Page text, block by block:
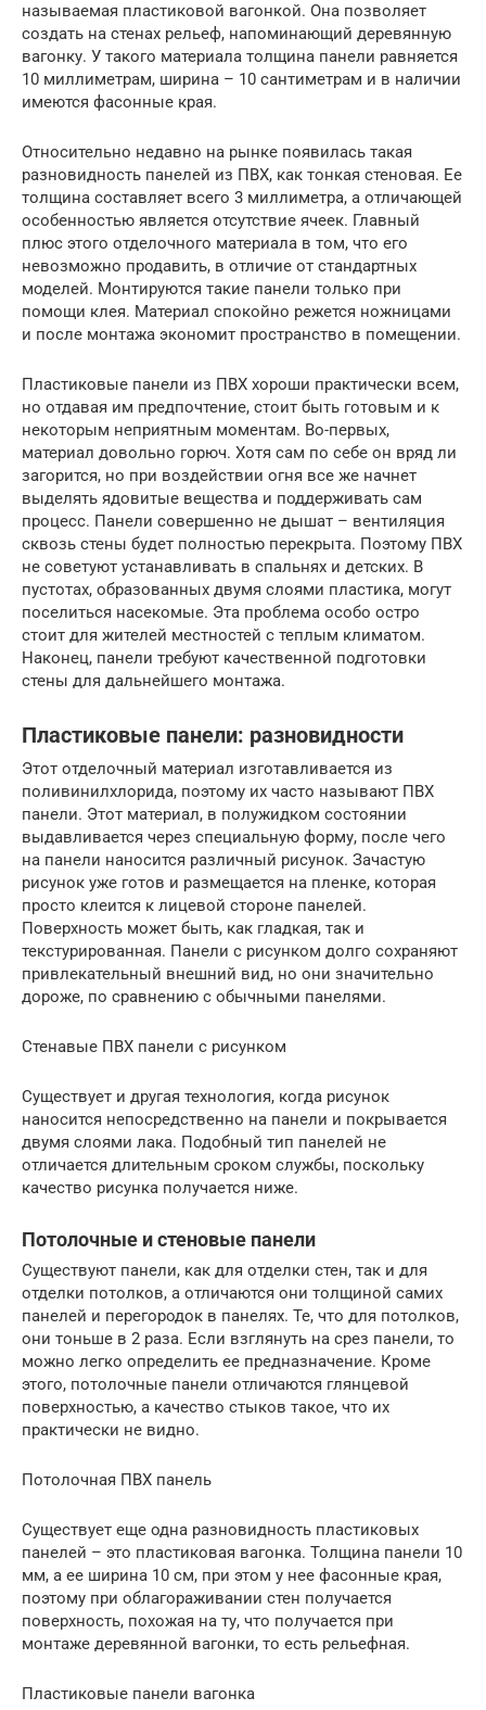
называемая пластиковой вагонкой. Она позволяет
создать на стенах рельеф, напоминающий деревянную
вагонку. У такого материала толщина панели равняется
10 миллиметрам, ширина – 10 сантиметрам и в наличии
имеются фасонные края.
Относительно недавно на рынке появилась такая
разновидность панелей из ПВХ, как тонкая стеновая. Ее
толщина составляет всего 3 миллиметра, а отличающей
особенностью является отсутствие ячеек. Главный
плюс этого отделочного материала в том, что его
невозможно продавить, в отличие от стандартных
моделей. Монтируются такие панели только при
помощи клея. Материал спокойно режется ножницами
и после монтажа экономит пространство в помещении.
Пластиковые панели из ПВХ хороши практически всем,
но отдавая им предпочтение, стоит быть готовым и к
некоторым неприятным моментам. Во-первых,
материал довольно горюч. Хотя сам по себе он вряд ли
загорится, но при воздействии огня все же начнет
выделять ядовитые вещества и поддерживать сам
процесс. Панели совершенно не дышат – вентиляция
сквозь стены будет полностью перекрыта. Поэтому ПВХ
не советуют устанавливать в спальнях и детских. В
пустотах, образованных двумя слоями пластика, могут
поселиться насекомые. Эта проблема особо остро
стоит для жителей местностей с теплым климатом.
Наконец, панели требуют качественной подготовки
стены для дальнейшего монтажа.
Пластиковые панели: разновидности
Этот отделочный материал изготавливается из
поливинилхлорида, поэтому их часто называют ПВХ
панели. Этот материал, в полужидком состоянии
выдавливается через специальную форму, после чего
на панели наносится различный рисунок. Зачастую
рисунок уже готов и размещается на пленке, которая
просто клеится к лицевой стороне панелей.
Поверхность может быть, как гладкая, так и
текстурированная. Панели с рисунком долго сохраняют
привлекательный внешний вид, но они значительно
дороже, по сравнению с обычными панелями.
Стенавые ПВХ панели с рисунком
Существует и другая технология, когда рисунок
наносится непосредственно на панели и покрывается
двумя слоями лака. Подобный тип панелей не
отличается длительным сроком службы, поскольку
качество рисунка получается ниже.
Потолочные и стеновые панели
Существуют панели, как для отделки стен, так и для
отделки потолков, а отличаются они толщиной самих
панелей и перегородок в панелях. Те, что для потолков,
они тоньше в 2 раза. Если взглянуть на срез панели, то
можно легко определить ее предназначение. Кроме
этого, потолочные панели отличаются глянцевой
поверхностью, а качество стыков такое, что их
практически не видно.
Потолочная ПВХ панель
Существует еще одна разновидность пластиковых
панелей – это пластиковая вагонка. Толщина панели 10
мм, а ее ширина 10 см, при этом у нее фасонные края,
поэтому при облагораживании стен получается
поверхность, похожая на ту, что получается при
монтаже деревянной вагонки, то есть рельефная.
Пластиковые панели вагонка